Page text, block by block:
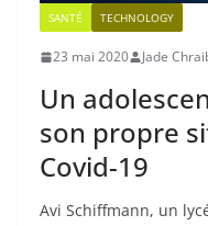
SANTÉ TECHNOLOGY
23 mai 2020 Jade
Un
son propre
Covid-19
Avi Schiffmann, un